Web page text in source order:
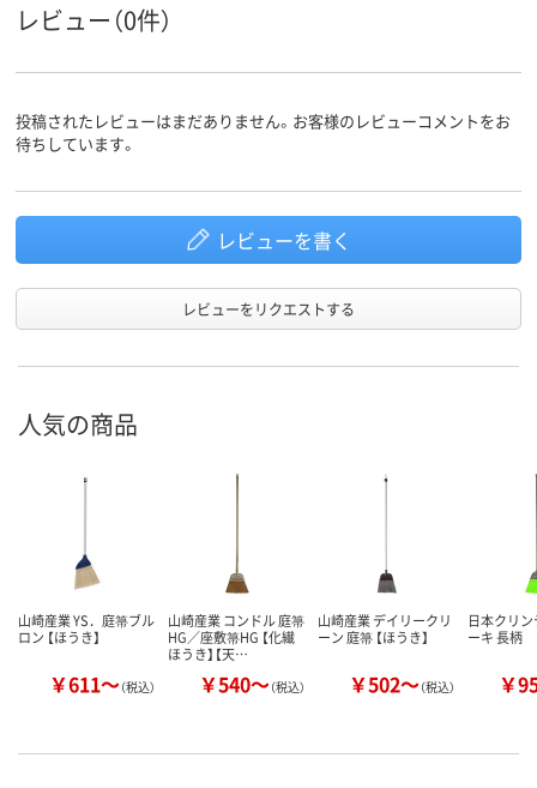
レビュー（0件）
投稿されたレビューはまだありません。お客様のレビューコメントをお
待ちしています。
レビューを書く
レビューをリクエストする
人気の商品
山崎産業 YS．庭箒ブル
ロン 【ほうき】
￥611～（税込）
山崎産業 コンドル 庭箒
HG／座敷箒HG 【化繊
ほうき】【天…
￥540～（税込）
山崎産業 デイリークリ
ーン 庭箒 【ほうき】
￥502～（税込）
日本クリ
ーキ 長柄
￥